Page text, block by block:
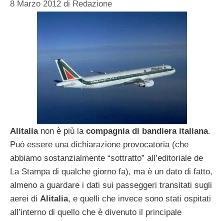
8 Marzo 2012 di Redazione
Alitalianon è più la compagnia di bandiera italiana.
Può essere una dichiarazione provocatoria (che
abbiamo sostanzialmente “sottratto” all’editoriale de
La Stampa di qualche giorno fa), ma è un dato di fatto,
almeno a guardare i dati sui passeggeri transitati sugli
aerei di Alitalia, e quelli che invece sono stati ospitati
all’interno di quello che è divenuto il principale